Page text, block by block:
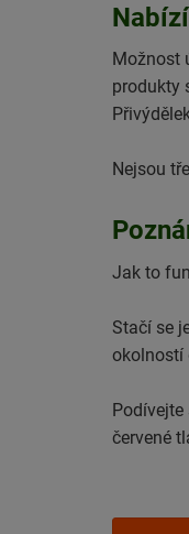
Možnost
produkty
Nejsou
Jak to
Stačí se
okolností
Podívejte
červené